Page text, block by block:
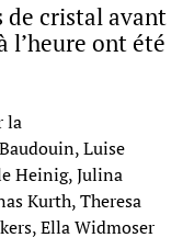
de cristal avant
l’heure ont été
la
Luise
Heinig, Julina
Kurth, Theresa
Ella Widmoser